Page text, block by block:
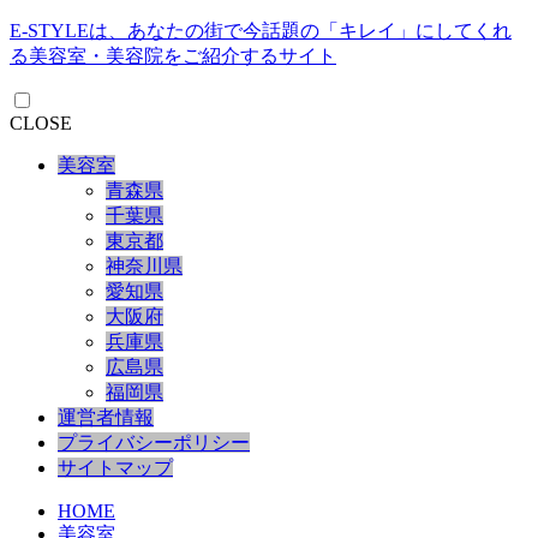
E-STYLEは、あなたの街で今話題の「キレイ」にしてくれ
る美容室・美容院をご紹介するサイト
CLOSE
美容室
青森県
千葉県
東京都
神奈川県
愛知県
大阪府
兵庫県
広島県
福岡県
運営者情報
プライバシーポリシー
サイトマップ
HOME
美容室